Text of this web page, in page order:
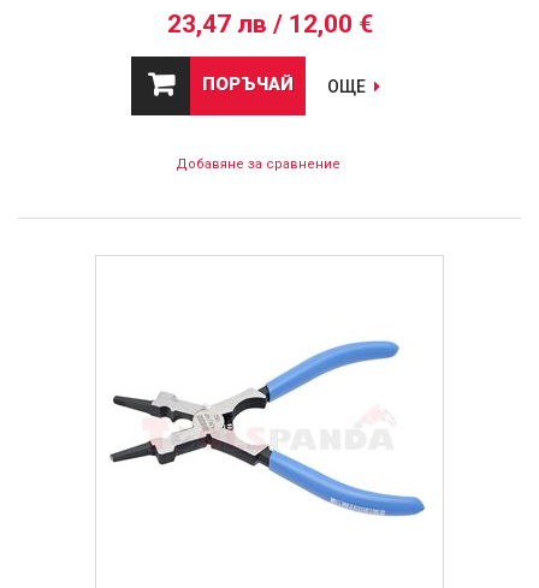
23,47 лв / 12,00 €
ПОРЪЧАЙ ОЩЕ
Добавяне за сравнение